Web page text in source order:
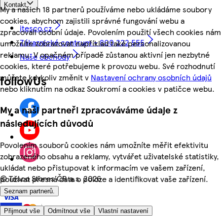
My a našich 18 partnerů používáme nebo ukládáme soubory
cookies, abychom zajistili správné fungování webu a
zpracovali osobní údaje. Povolením použití všech cookies nám
umožníte zobrazovat například také personalizovanou
reklamu. V opačném případě zůstanou aktivní jen nezbytné
cookies, které potřebujeme k provozu webu. Své rozhodnutí
můžete kdykoliv změnit v Nastavení ochrany osobních údajů
nebo kliknutím na odkaz Soukromí a cookies v patičce webu.
My a naši partneři zpracováváme údaje z
následujících důvodů
Povolením souborů cookies nám umožníte měřit efektivitu
zobrazeného obsahu a reklamy, vytvářet uživatelské statistiky,
ukládat nebo přistupovat k informacím ve vašem zařízení,
používat přesná data o poloze a identifikovat vaše zařízení.
Seznam partnerů.
Přijmout vše Odmítnout vše Vlastní nastavení
Kontakt
itesco.cz
Zákaznické centrum - 800 222 555
Naše obchody
followUs
©Tesco Stores ČR a.s. 2026